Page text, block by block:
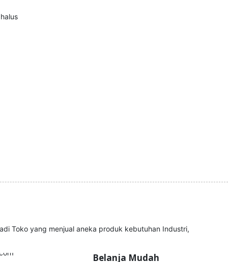
Toko yang menjual aneka produk kebutuhan Industri,
Belanja Mudah